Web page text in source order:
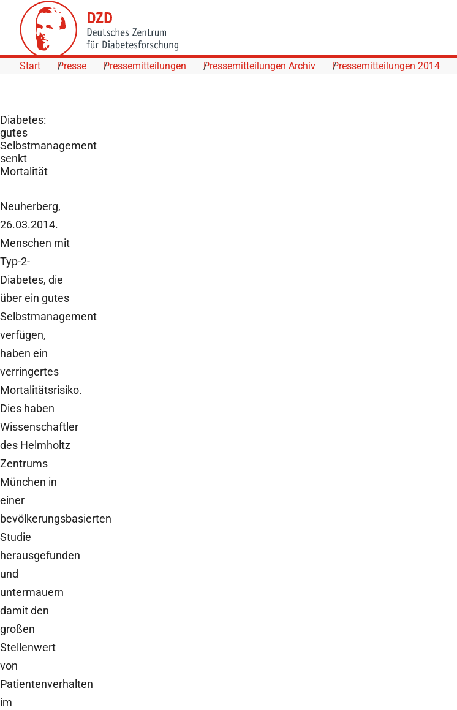
Skip to Content
Start Presse Pressemitteilungen Pressemitteilungen Archiv Pressemitteilungen 2014
Diabetes:
gutes
Selbstmanagement
senkt
Mortalität
Neuherberg,
26.03.2014.
Menschen mit
Typ-2-
Diabetes, die
über ein gutes
Selbstmanagement
verfügen,
haben ein
verringertes
Mortalitätsrisiko.
Dies haben
Wissenschaftler
des Helmholtz
Zentrums
München in
einer
bevölkerungsbasierten
Studie
herausgefunden
und
untermauern
damit den
großen
Stellenwert
von
Patientenverhalten
im